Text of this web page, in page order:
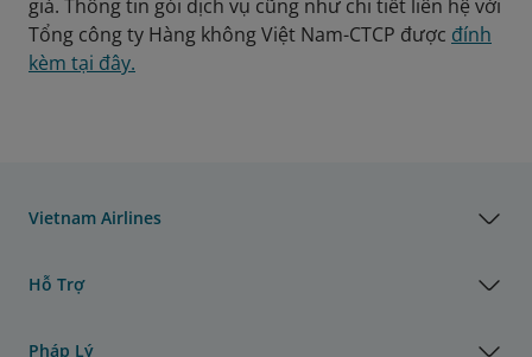
giá. Thông tin gói dịch vụ cũng như chi tiết liên hệ với
Tổng công ty Hàng không Việt Nam-CTCP được đính
kèm tại đây.
Vietnam Airlines
Hỗ Trợ
Pháp Lý